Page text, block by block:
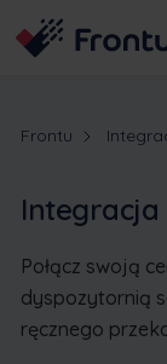
Frontu
Integracja
Połącz swoją
dyspozytornią
ręcznego